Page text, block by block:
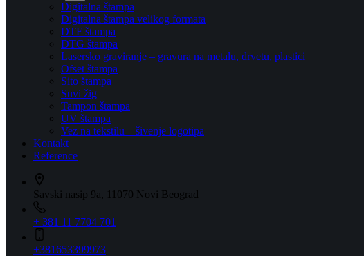
Digitalna štampa
Digitalna štampa velikog formata
DTF štampa
DTG štampa
Lasersko graviranje – gravura na metalu, drvetu, plastici
Ofset štampa
Sito štampa
Suvi žig
Tampon štampa
UV štampa
Vez na tekstilu – šivenje logotipa
Kontakt
Reference
Savski nasip 9a, 11070 Novi Beograd
+ 381 11 7704 701
+381653399973